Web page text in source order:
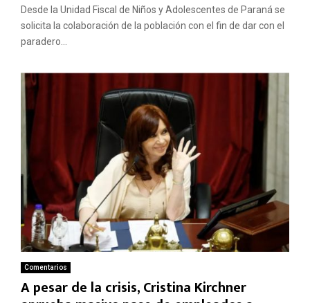
Desde la Unidad Fiscal de Niños y Adolescentes de Paraná se
solicita la colaboración de la población con el fin de dar con el
paradero...
Comentarios
A pesar de la crisis, Cristina Kirchner